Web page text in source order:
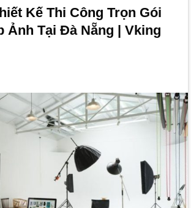
Kế Thi Công Trọn Gói
Ảnh Tại Đà Nẵng | Vking